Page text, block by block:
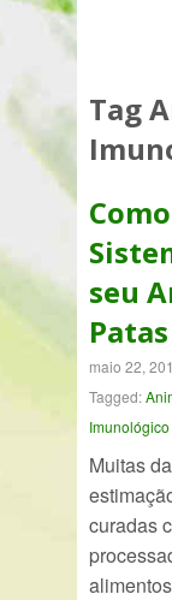
Tag
seu
Patas
maio 22,
Tagged:
Imunológico
Muitas
curadas